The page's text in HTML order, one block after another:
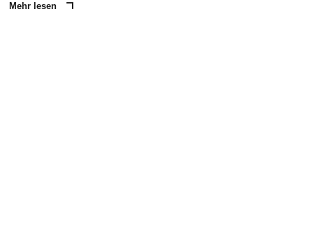
Mehr lesen